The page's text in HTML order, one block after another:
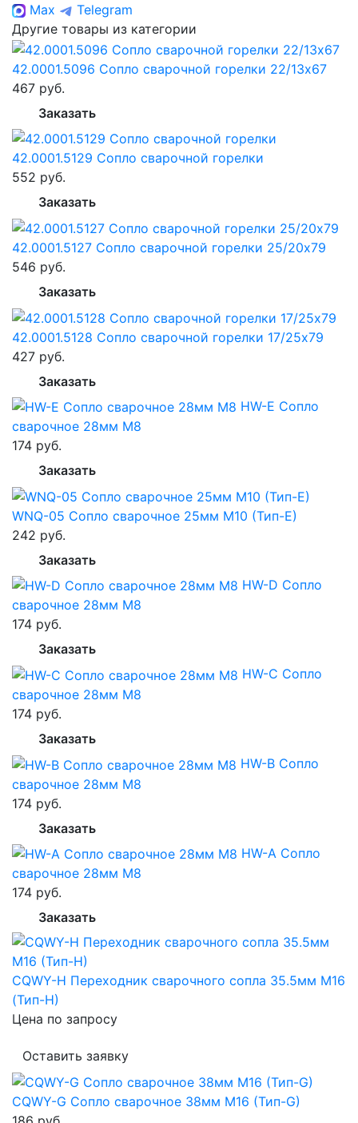
Max
Telegram
Другие товары из категории
42.0001.5096 Сопло сварочной горелки 22/13x67
467 руб.
Заказать
42.0001.5129 Сопло сварочной горелки
552 руб.
Заказать
42.0001.5127 Сопло сварочной горелки 25/20x79
546 руб.
Заказать
42.0001.5128 Сопло сварочной горелки 17/25х79
427 руб.
Заказать
HW-E Сопло
сварочное 28мм M8
174 руб.
Заказать
WNQ-05 Сопло сварочное 25мм M10 (Тип-E)
242 руб.
Заказать
HW-D Сопло
сварочное 28мм M8
174 руб.
Заказать
HW-C Сопло
сварочное 28мм M8
174 руб.
Заказать
HW-B Сопло
сварочное 28мм M8
174 руб.
Заказать
HW-A Сопло
сварочное 28мм M8
174 руб.
Заказать
CQWY-H Переходник сварочного сопла 35.5мм M16
(Тип-H)
Цена по запросу
Оставить заявку
CQWY-G Сопло сварочное 38мм M16 (Тип-G)